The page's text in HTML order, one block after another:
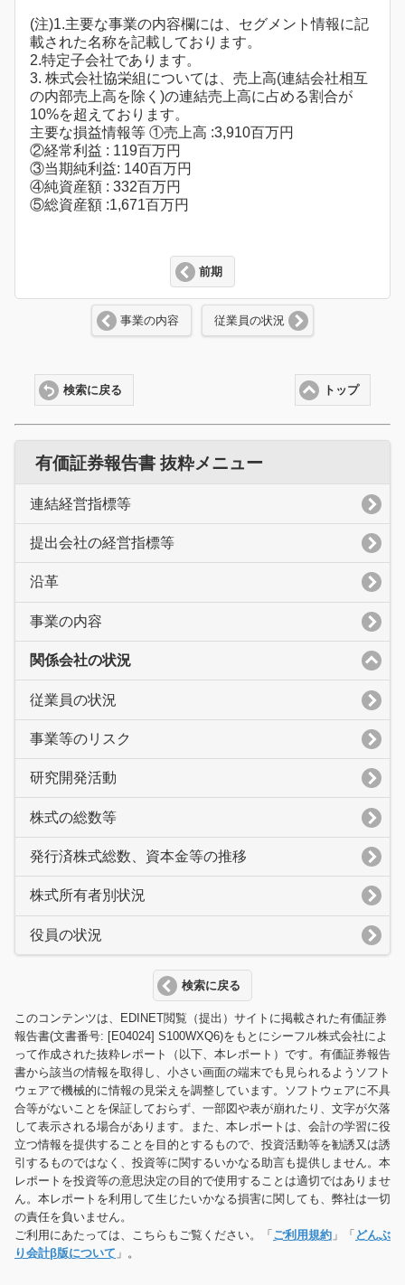
(注)1.主要な事業の内容欄には、セグメント情報に記
載された名称を記載しております。
2.特定子会社であります。
3. 株式会社協栄組については、売上高(連結会社相互
の内部売上高を除く)の連結売上高に占める割合が
10%を超えております。
主要な損益情報等 ①売上高 :3,910百万円
②経常利益 : 119百万円
③当期純利益: 140百万円
④純資産額 : 332百万円
⑤総資産額 :1,671百万円
前期
事業の内容 従業員の状況
トップ
検索に戻る
有価証券報告書 抜粋メニュー
連結経営指標等
提出会社の経営指標等
沿革
事業の内容
関係会社の状況
従業員の状況
事業等のリスク
研究開発活動
株式の総数等
発行済株式総数、資本金等の推移
株式所有者別状況
役員の状況
検索に戻る
このコンテンツは、EDINET閲覧（提出）サイトに掲載された有価証券
報告書(文書番号: [E04024] S100WXQ6)をもとにシーフル株式会社によ
って作成された抜粋レポート（以下、本レポート）です。有価証券報告
書から該当の情報を取得し、小さい画面の端末でも見られるようソフト
ウェアで機械的に情報の見栄えを調整しています。ソフトウェアに不具
合等がないことを保証しておらず、一部図や表が崩れたり、文字が欠落
して表示される場合があります。また、本レポートは、会計の学習に役
立つ情報を提供することを目的とするもので、投資活動等を勧誘又は誘
引するものではなく、投資等に関するいかなる助言も提供しません。本
レポートを投資等の意思決定の目的で使用することは適切ではありませ
ん。本レポートを利用して生じたいかなる損害に関しても、弊社は一切
の責任を負いません。
ご利用にあたっては、こちらもご覧ください。「 ご利用規約 」「 どんぶ
り会計β版について 」。